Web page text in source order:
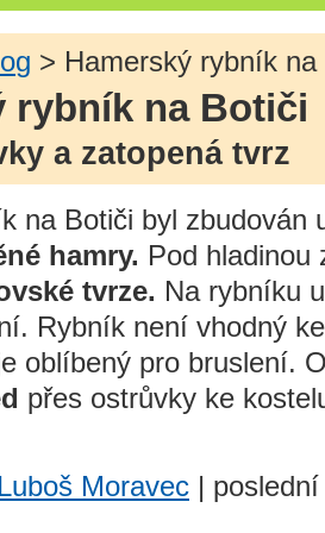
> Hamerský rybník na
rybník na Botiči
a zatopená tvrz
na Botiči byl zbudován
hamry. Pod
tvrze. Na rybníku
Rybník není vhodný
oblíbený pro bruslení.
přes ostrůvky ke
Luboš Moravec |